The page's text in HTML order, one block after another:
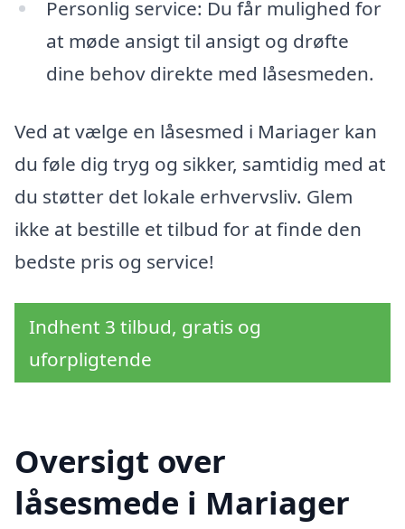
Personlig service: Du får mulighed for
at møde ansigt til ansigt og drøfte
dine behov direkte med låsesmeden.
Ved at vælge en låsesmed i Mariager kan
du føle dig tryg og sikker, samtidig med at
du støtter det lokale erhvervsliv. Glem
ikke at bestille et tilbud for at finde den
bedste pris og service!
Indhent 3 tilbud, gratis og
uforpligtende
Oversigt over
låsesmede i Mariager